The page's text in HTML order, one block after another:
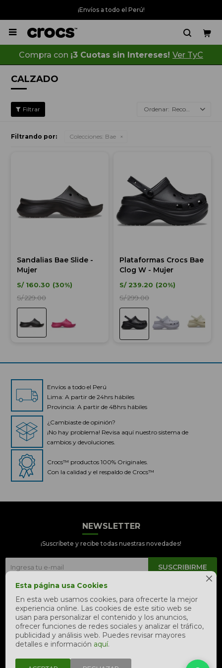

Esta página usa Cookies
En esta web usamos cookies, para ofrecerte la mejor
experiencia online. Las cookies de este sitio web se
usan para personalizar el contenido y los anuncios,
ofrecer funciones de redes sociales y analizar el tráfico,
publicidad y análisis web. Puedes revisar mayores
detalles e información aquí.
Crocs Perú
● En línea
📦 Quiero saber sobre mi pedido
📍 Seguimiento de mi pedido en
tiempo real
¡Envíos a todo el Perú!

Compra con ¡3 Cuotas sin Intereses! Ver TyC
CALZADO
Recomendados
Filtrando por: Colecciones: Bae
Sandalias Bae Slide -
Mujer
S/ 160.30
30
S/229.00
Plataformas Crocs Bae
Clog W - Mujer
S/ 239.20
20
S/299.00
Envíos a todo el Perú
Lima: A partir de 24hrs hábiles
Provincia: A partir de 48hrs hábiles
¿Cambiaste de opinión?
¡No hay problema! Revisa aquí nuestro sistema de
cambios y devoluciones.
Crocs™ productos 100% Originales.
Con la calidad y el respaldo de Crocs™
NEWSLETTER
¡Suscríbete y recibe todas nuestras novedades!
SUSCRIBIRME
